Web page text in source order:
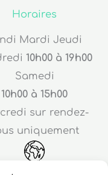
Horaires
Mardi Jeudi
10h00 à 19h00
Samedi
10h00 à 15h00
sur rendez-
uniquement